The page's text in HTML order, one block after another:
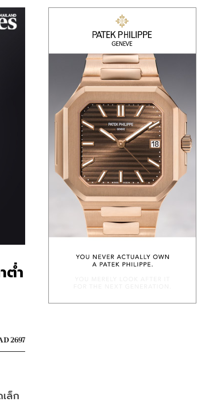
ต่ำ
2697
ล็ก